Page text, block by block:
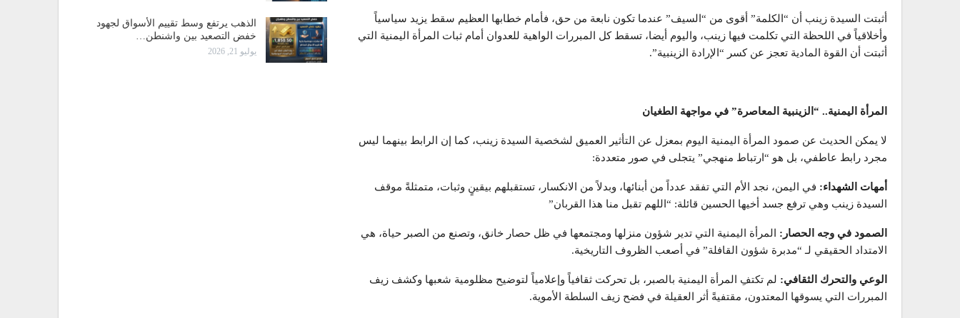
أثبتت السيدة زينب أن “الكلمة” أقوى من “السيف” عندما تكون نابعة من حق، فأمام خطابها العظيم سقط يزيد سياسياً
وأخلاقياً في اللحظة التي تكلمت فيها زينب، واليوم أيضا، تسقط كل المبررات الواهية للعدوان أمام ثبات المرأة اليمنية التي
أثبتت أن القوة المادية تعجز عن كسر “الإرادة الزينبية”.
المرأة اليمنية.. “الزينبية المعاصرة” في مواجهة الطغيان
لا يمكن الحديث عن صمود المرأة اليمنية اليوم بمعزل عن التأثير العميق لشخصية السيدة زينب، كما إن الرابط بينهما ليس
مجرد رابط عاطفي، بل هو “ارتباط منهجي” يتجلى في صور متعددة:
أمهات الشهداء: في اليمن، نجد الأم التي تفقد عدداً من أبنائها، وبدلاً من الانكسار، تستقبلهم بيقينٍ وثبات، متمثلةً موقف
السيدة زينب وهي ترفع جسد أخيها الحسين قائلة: “اللهم تقبل منا هذا القربان”
الصمود في وجه الحصار : المرأة اليمنية التي تدير شؤون منزلها ومجتمعها في ظل حصار خانق، وتصنع من الصبر حياة، هي
الامتداد الحقيقي لـ “مدبرة شؤون القافلة” في أصعب الظروف التاريخية.
الوعي والتحرك الثقافي: لم تكتفِ المرأة اليمنية بالصبر، بل تحركت ثقافياً وإعلامياً لتوضيح مظلومية شعبها وكشف زيف
المبررات التي يسوقها المعتدون، مقتفيةً أثر العقيلة في فضح زيف السلطة الأموية.
الذهب يرتفع وسط تقييم الأسواق لجهود
خفض التصعيد بين واشنطن…
يوليو 21, 2026